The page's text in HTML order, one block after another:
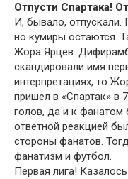
Отпусти Спартака!
И, бывало, отпускали.
но кумиры остаются.
Жора Ярцев.
скандировали имя
интерпретациях, то
пришел в «Спартак» в
голов, да и к фанатом
ответной реакцией
стороны фанатов.
фанатизм и футбол.
Первая лига!